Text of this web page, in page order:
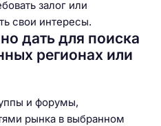
залог или
свои интересы.
дать для поиска
регионах или
и форумы,
рынка в выбранном